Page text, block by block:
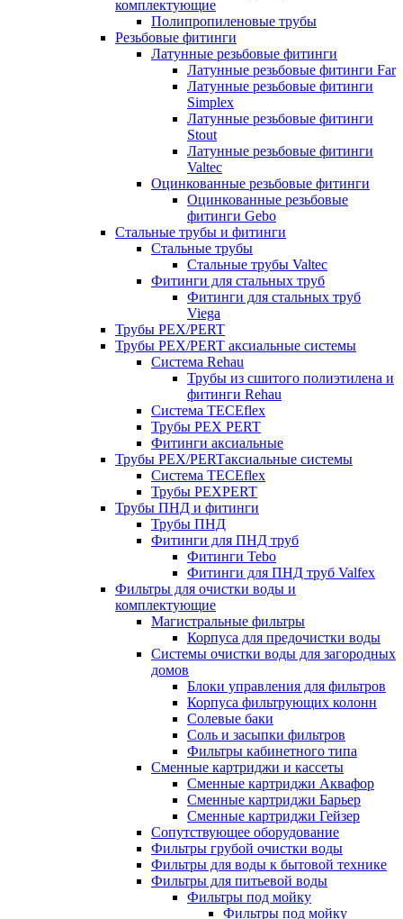
комплектующие
Полипропиленовые трубы
Резьбовые фитинги
Латунные резьбовые фитинги
Латунные резьбовые фитинги Far
Латунные резьбовые фитинги
Simplex
Латунные резьбовые фитинги
Stout
Латунные резьбовые фитинги
Valtec
Оцинкованные резьбовые фитинги
Оцинкованные резьбовые
фитинги Gebo
Стальные трубы и фитинги
Стальные трубы
Стальные трубы Valtec
Фитинги для стальных труб
Фитинги для стальных труб
Viega
Трубы PEX/PERT
Трубы PEX/PERT аксиальные системы
Система Rehau
Трубы из сшитого полиэтилена и
фитинги Rehau
Система TECEflex
Трубы PEX PERT
Фитинги аксиальные
Трубы PEX/PERTаксиальные системы
Система TECEflex
Трубы PEXPERT
Трубы ПНД и фитинги
Трубы ПНД
Фитинги для ПНД труб
Фитинги Tebo
Фитинги для ПНД труб Valfex
Фильтры для очистки воды и
комплектующие
Магистральные фильтры
Корпуса для предочистки воды
Системы очистки воды для загородных
домов
Блоки управления для фильтров
Корпуса фильтрующих колонн
Солевые баки
Соль и засыпки фильтров
Фильтры кабинетного типа
Сменные картриджи и кассеты
Сменные картриджи Аквафор
Сменные картриджи Барьер
Сменные картриджи Гейзер
Сопутствующее оборудование
Фильтры грубой очистки воды
Фильтры для воды к бытовой технике
Фильтры для питьевой воды
Фильтры под мойку
Фильтры под мойку